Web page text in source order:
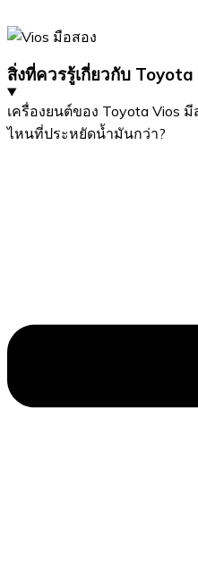
สิ่งที่ควรรู้เกี่ยวกับ
เครื่องยนต์ของ Toyota Vios
ไหนที่ประหยัดน้ำมันกว่า?